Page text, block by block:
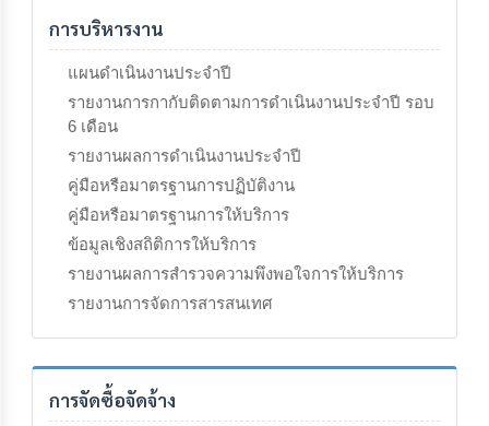
การบริหารงาน
แผนดำเนินงานประจำปี
รายงานการกากับติดตามการดำเนินงานประจำปี รอบ
6 เดือน
รายงานผลการดำเนินงานประจำปี
คู่มือหรือมาตรฐานการปฏิบัติงาน
คู่มือหรือมาตรฐานการให้บริการ
ข้อมูลเชิงสถิติการให้บริการ
รายงานผลการสำรวจความพึงพอใจการให้บริการ
รายงานการจัดการสารสนเทศ
การจัดซื้อจัดจ้าง